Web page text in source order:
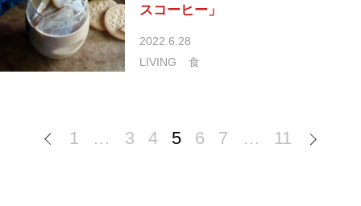
スコーヒー」
2022.6.28
LIVING
食
1 … 3 4 5 6 7 … 11